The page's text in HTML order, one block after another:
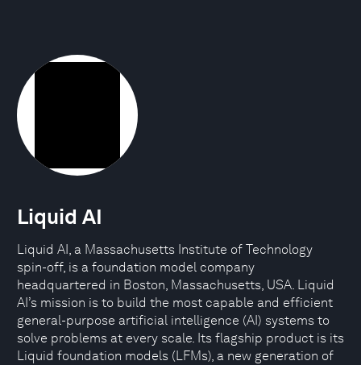
Liquid AI
Liquid AI, a Massachusetts Institute of Technology
spin-off, is a foundation model company
headquartered in Boston, Massachusetts, USA. Liquid
AI’s mission is to build the most capable and efficient
general-purpose artificial intelligence (AI) systems to
solve problems at every scale. Its flagship product is its
Liquid foundation models (LFMs), a new generation of